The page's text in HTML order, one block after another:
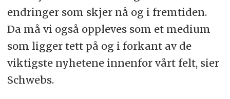
endringer som skjer nå og i fremtiden.
Da må vi også oppleves som et medium
som ligger tett på og i forkant av de
viktigste nyhetene innenfor vårt felt, sier
Schwebs.